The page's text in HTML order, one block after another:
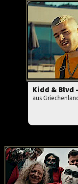
Kidd & Blvd -
aus